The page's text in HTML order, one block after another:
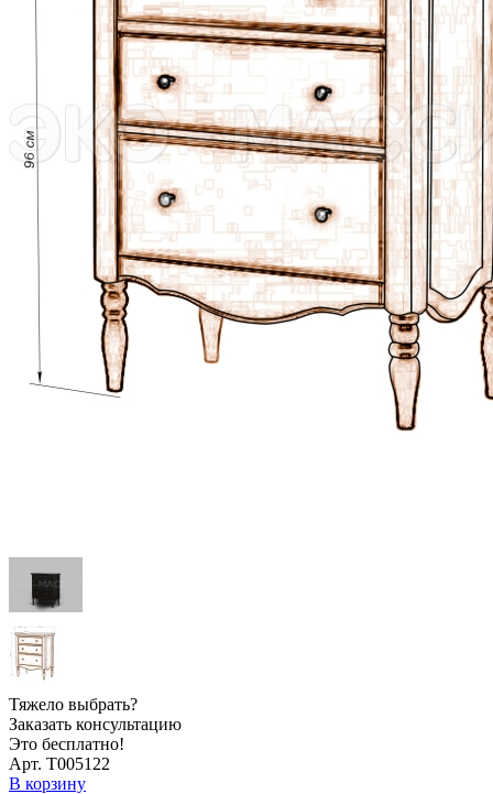
Тяжело выбрать?
Заказать консультацию
Это бесплатно!
Арт. Т005122
В корзину